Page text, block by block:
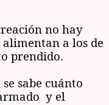
no hay
a los de
prendido.
sabe cuánto
y el